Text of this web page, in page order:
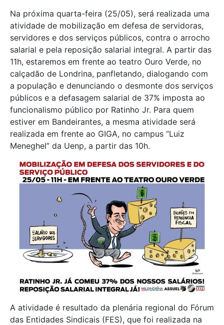
Na próxima quarta-feira (25/05), será realizada uma
atividade de mobilização em defesa de servidoras,
servidores e dos serviços públicos, contra o arrocho
salarial e pela reposição salarial integral. A partir das
11h, estaremos em frente ao teatro Ouro Verde, no
calçadão de Londrina, panfletando, dialogando com
a população e denunciando o desmonte dos serviços
públicos e a defasagem salarial de 37% imposta ao
funcionalismo público por Ratinho Jr. Para quem
estiver em Bandeirantes, a mesma atividade será
realizada em frente ao GIGA, no campus “Luiz
Meneghel” da Uenp, a partir das 10h.
A atividade é resultado da plenária regional do Fórum
das Entidades Sindicais (FES), que foi realizada na